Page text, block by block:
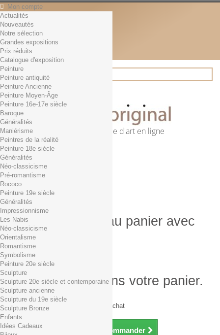
Mon compte
Contact
Français
English
Français
Actualités
Rechercher
Première librairie d'art en ligne
Panier (vide)
Aucun produit
0,01€ dès 29€ d'achat
0,00 € Total
Commander
Produit ajouté au panier avec
succès
Quantité
Total
Il y a 1 produit dans votre panier.
Total produits TTC
Frais de port TTC
0,01€ dès 29€ d'achat
Total TTC
Continuer mes achats Commander
Actualités
Nouveautés
Notre sélection
Grandes expositions
Prix réduits
Catalogue d'exposition
Peinture
Peinture antiquité
Peinture Ancienne
Peinture Moyen-Âge
Peinture 16e-17e siècle
Baroque
Généralités
Maniérisme
Peintres de la réalité
Peinture 18e siècle
Généralités
Néo-classicisme
Pré-romantisme
Rococo
Peinture 19e siècle
Généralités
Impressionnisme
Les Nabis
Néo-classicisme
Orientalisme
Romantisme
Symbolisme
Peinture 20e siècle
Sculpture
Sculpture 20e siècle et contemporaine
Sculpture ancienne
Sculpture du 19e siècle
Sculpture Bronze
Enfants
Idées Cadeaux